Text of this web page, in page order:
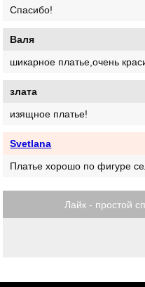
Спасибо!
Валя
шикарное платье,очень
злата
изящное платье!
Svetlana
Платье хорошо по фигуре
Лайк - простой